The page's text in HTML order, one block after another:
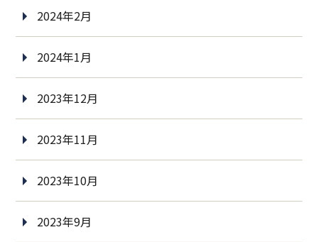
2024年2月
2024年1月
2023年12月
2023年11月
2023年10月
2023年9月